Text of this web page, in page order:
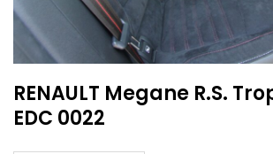
RENAULT Megane R.S.
EDC 0022